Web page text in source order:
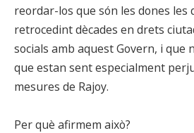
reordar-los que són les dones les
retrocedint dècades en drets
socials amb aquest Govern, i
que estan sent especialment
mesures de Rajoy.
Per què afirmem això?